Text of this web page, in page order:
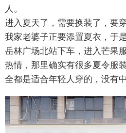
人。
进入夏天了，需要换装了，要穿
我家老婆子正要添置夏衣，于
岳林广场北站下车，进入芒果
热情，那里确实有很多夏令服
全都是适合年轻人穿的，没有